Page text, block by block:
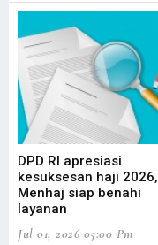
DPD RI apresiasi
kesuksesan haji 2026,
Menhaj siap benahi
layanan
Jul 01, 2026 05:00 Pm